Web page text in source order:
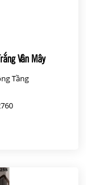
Vân Mây
Tầng
2760